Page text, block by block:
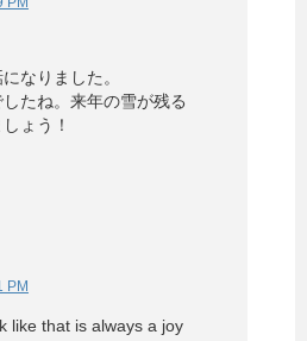
なりました。
たね。来年の雪が残る
ょう！
PM
like that is always a joy